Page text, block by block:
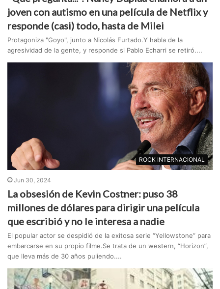
joven con autismo en una película de Netflix y
responde (casi) todo, hasta de Milei
Protagoniza "Goyo", junto a Nicolás Furtado.Y habla de la
agresividad de la gente, y responde si Pablo Echarri se retiró....
ROCK INTERNACIONAL
Jun 30, 2024
La obsesión de Kevin Costner: puso 38
millones de dólares para dirigir una película
que escribió y no le interesa a nadie
El popular actor se despidió de la exitosa serie “Yellowstone” para
embarcarse en su propio filme.Se trata de un western, “Horizon”,
que lleva más de 30 años puliendo....